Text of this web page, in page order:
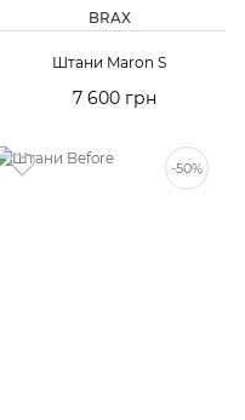
BRAX
Штани Maron S
7 600 грн
-50%